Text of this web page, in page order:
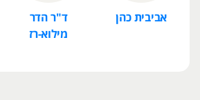
אביבית כהן
ד"ר הדר
מילוא-רז